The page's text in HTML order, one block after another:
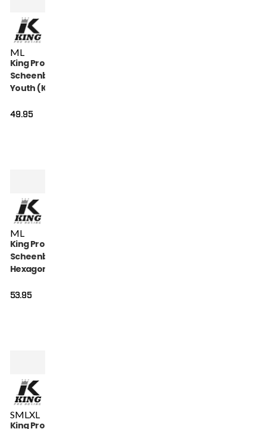
ML
King Pro Boxing
Scheenbeschermers
Youth (KPB SG
49.95
ML
King Pro Boxing
Scheenbeschermers
Hexagon (KPB-SG-
53.95
SML XL
King Pro Boxing